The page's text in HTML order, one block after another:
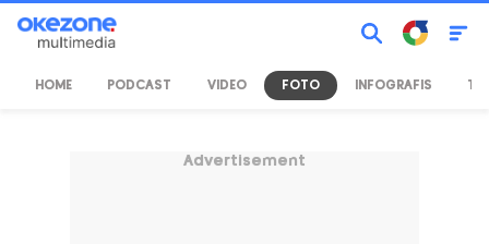
HOME PODCAST VIDEO FOTO INFOGRAFIS TV
Advertisement